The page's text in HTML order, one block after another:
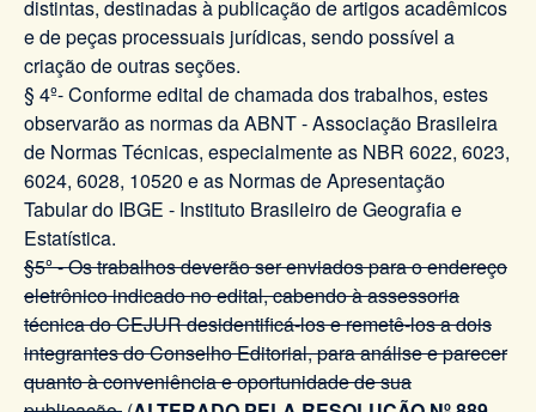
distintas, destinadas à publicação de artigos acadêmicos
e de peças processuais jurídicas, sendo possível a
criação de outras seções.
§ 4º- Conforme edital de chamada dos trabalhos, estes
observarão as normas da ABNT - Associação Brasileira
de Normas Técnicas, especialmente as NBR 6022, 6023,
6024, 6028, 10520 e as Normas de Apresentação
Tabular do IBGE - Instituto Brasileiro de Geografia e
Estatística.
§5º - Os trabalhos deverão ser enviados para o endereço
eletrônico indicado no edital, cabendo à assessoria
técnica do CEJUR desidentificá-los e remetê-los a dois
integrantes do Conselho Editorial, para análise e parecer
quanto à conveniência e oportunidade de sua